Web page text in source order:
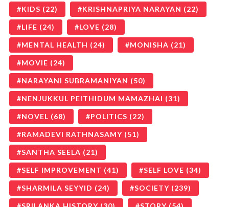
KIDS (22) KRISHNAPRIYA NARAYAN (22)
LIFE (24) LOVE (28)
MENTAL HEALTH (24) MONISHA (21)
MOVIE (24)
NARAYANI SUBRAMANIYAN (50)
NENJUKKUL PEITHIDUM MAMAZHAI (31)
NOVEL (68) POLITICS (22)
RAMADEVI RATHNASAMY (51)
SANTHA SEELA (21)
SELF IMPROVEMENT (41) SELF LOVE (34)
SHARMILA SEYYID (24) SOCIETY (239)